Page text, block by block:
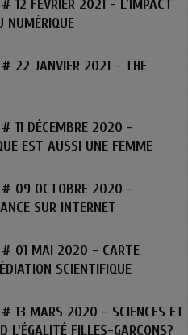
# 12 FÉVRIER 2021 - L'IMPACT
NUMÉRIQUE
# 22 JANVIER 2021 - THE
# 11 DÉCEMBRE 2020 -
EST AUSSI UNE FEMME
# 09 OCTOBRE 2020 -
SUR INTERNET
# 01 MAI 2020 - CARTE
SCIENTIFIQUE
# 13 MARS 2020 - SCIENCES ET
L'ÉGALITÉ FILLES-GARÇONS?